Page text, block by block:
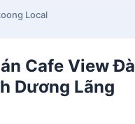
Local
Cafe View Đà
Dương Lãng